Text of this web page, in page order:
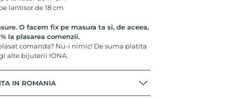
lantisor de 18 cm
O facem fix pe masura ta si, de aceea,
la plasarea comenzii.
comanda? Nu-i nimic! De suma platita
alte bijuterii IONA.
IN ROMANIA